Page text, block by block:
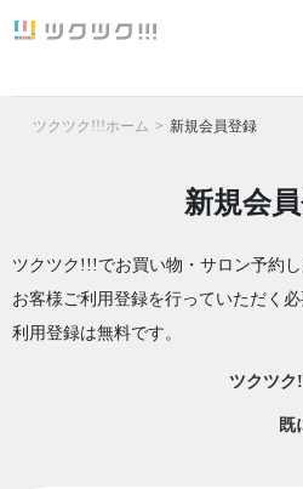
ツクツク!!!ホーム 新規会員登録
新規会
ツクツク!!!でお買い物・サロン予約
お客様ご利用登録を行っていただく
利用登録は無料です。
ツクツク
既